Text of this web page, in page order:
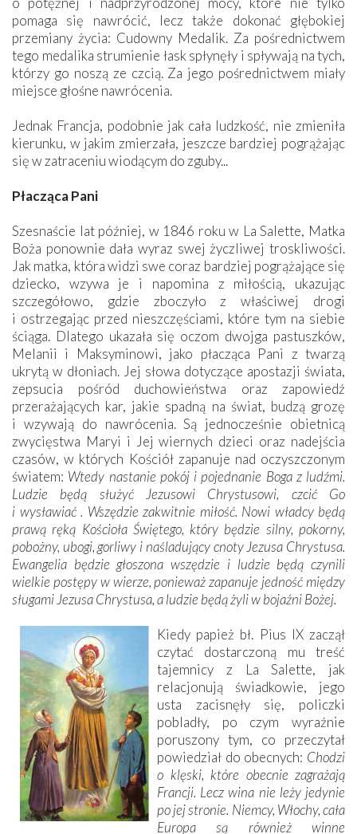
pomaga się nawrócić, lecz także dokonać głębokiej
przemiany życia: Cudowny Medalik. Za pośrednictwem
tego medalika strumienie łask spłynęły i spływają na tych,
którzy go noszą ze czcią. Za jego pośrednictwem miały
miejsce głośne nawrócenia.
Jednak Francja, podobnie jak cała ludzkość, nie zmieniła
kierunku, w jakim zmierzała, jeszcze bardziej pogrążając
się w zatraceniu wiodącym do zguby...
Płacząca Pani
Szesnaście lat później, w 1846 roku w La Salette, Matka
Boża ponownie dała wyraz swej życzliwej troskliwości.
Jak matka, która widzi swe coraz bardziej pogrążające się
dziecko, wzywa je i napomina z miłością, ukazując
szczegółowo, gdzie zboczyło z właściwej drogi
i ostrzegając przed nieszczęściami, które tym na siebie
ściąga. Dlatego ukazała się oczom dwojga pastuszków,
Melanii i Maksyminowi, jako płacząca Pani z twarzą
ukrytą w dłoniach. Jej słowa dotyczące apostazji świata,
zepsucia pośród duchowieństwa oraz zapowiedź
przerażających kar, jakie spadną na świat, budzą grozę
i wzywają do nawrócenia. Są jednocześnie obietnicą
zwycięstwa Maryi i Jej wiernych dzieci oraz nadejścia
czasów, w których Kościół zapanuje nad oczyszczonym
światem: Wtedy nastanie pokój i pojednanie Boga z ludźmi.
Ludzie będą służyć Jezusowi Chrystusowi, czcić Go
i wysławiać . Wszędzie zakwitnie miłość. Nowi władcy będą
prawą ręką Kościoła Świętego, który będzie silny, pokorny,
pobożny, ubogi, gorliwy i naśladujący cnoty Jezusa Chrystusa.
Ewangelia będzie głoszona wszędzie i ludzie będą czynili
wielkie postępy w wierze, ponieważ zapanuje jedność między
sługami Jezusa Chrystusa, a ludzie będą żyli w bojaźni Bożej.
Kiedy papież bł. Pius IX zaczął
czytać dostarczoną mu treść
tajemnicy z La Salette, jak
relacjonują świadkowie, jego
usta zacisnęły się, policzki
pobladły, po czym wyraźnie
poruszony tym, co przeczytał
powiedział do obecnych: Chodzi
o klęski, które obecnie zagrażają
Francji. Lecz wina nie leży jedynie
po jej stronie. Niemcy, Włochy, cała
Europa są również winne